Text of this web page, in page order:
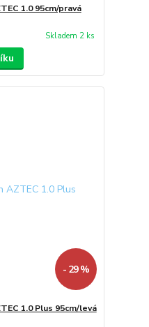
1.0 95cm/pravá
Skladem 2 ks
- 29 %
1.0 Plus 95cm/levá